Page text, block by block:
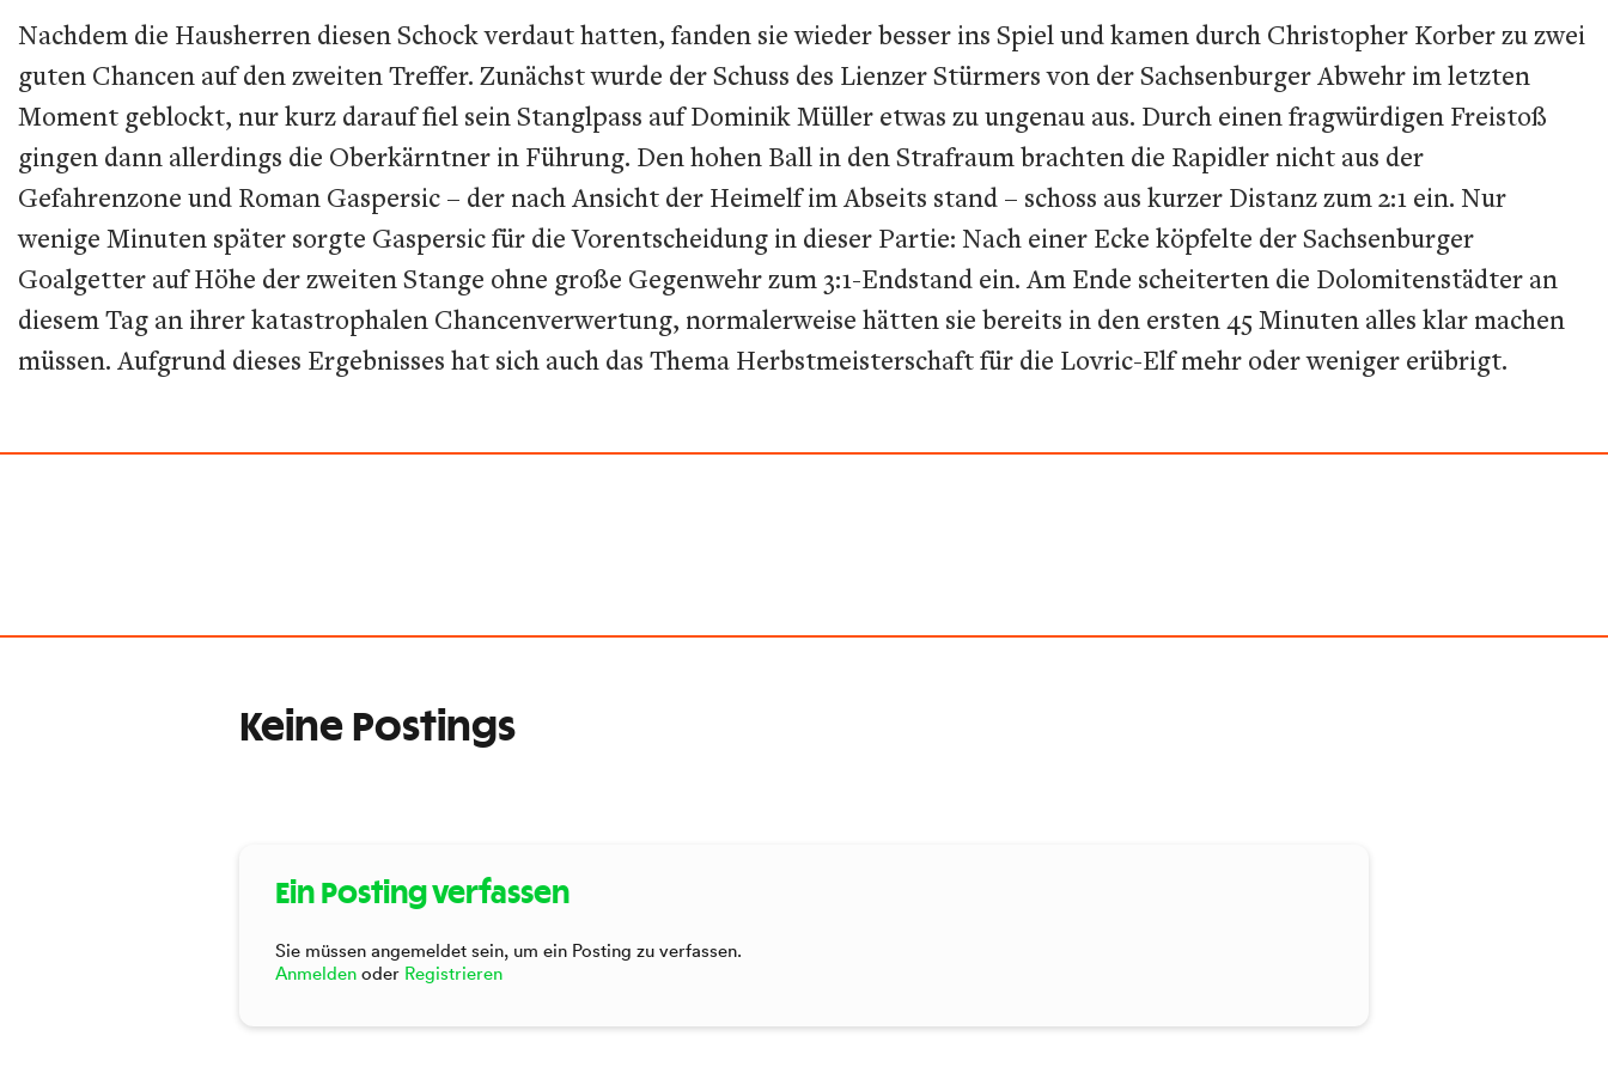
Nachdem die Hausherren diesen Schock verdaut hatten, fanden sie wieder besser ins Spiel und kamen durch Christopher Korber zu zwei
guten Chancen auf den zweiten Treffer. Zunächst wurde der Schuss des Lienzer Stürmers von der Sachsenburger Abwehr im letzten
Moment geblockt, nur kurz darauf fiel sein Stanglpass auf Dominik Müller etwas zu ungenau aus. Durch einen fragwürdigen Freistoß
gingen dann allerdings die Oberkärntner in Führung. Den hohen Ball in den Strafraum brachten die Rapidler nicht aus der
Gefahrenzone und Roman Gaspersic – der nach Ansicht der Heimelf im Abseits stand – schoss aus kurzer Distanz zum 2:1 ein. Nur
wenige Minuten später sorgte Gaspersic für die Vorentscheidung in dieser Partie: Nach einer Ecke köpfelte der Sachsenburger
Goalgetter auf Höhe der zweiten Stange ohne große Gegenwehr zum 3:1-Endstand ein. Am Ende scheiterten die Dolomitenstädter an
diesem Tag an ihrer katastrophalen Chancenverwertung, normalerweise hätten sie bereits in den ersten 45 Minuten alles klar machen
müssen. Aufgrund dieses Ergebnisses hat sich auch das Thema Herbstmeisterschaft für die Lovric-Elf mehr oder weniger erübrigt.
Keine Postings
Ein Posting verfassen
Sie müssen angemeldet sein, um ein Posting zu verfassen.
Anmelden oder Registrieren